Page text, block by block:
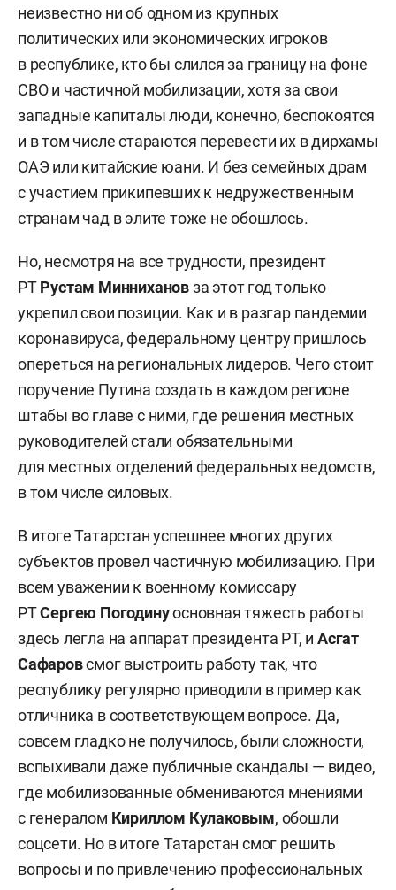
неизвестно ни об одном из крупных
политических или экономических игроков
в республике, кто бы слился за границу на фоне
СВО и частичной мобилизации, хотя за свои
западные капиталы люди, конечно, беспокоятся
и в том числе стараются перевести их в дирхамы
ОАЭ или китайские юани. И без семейных драм
с участием прикипевших к недружественным
странам чад в элите тоже не обошлось.
Но, несмотря на все трудности, президент
РТРустам Миннихановза этот год только
укрепил свои позиции. Как и в разгар пандемии
коронавируса, федеральному центру пришлось
опереться на региональных лидеров. Чего стоит
поручение Путина создать в каждом регионе
штабы во главе с ними, где решения местных
руководителей стали обязательными
для местных отделений федеральных ведомств,
в том числе силовых.
В итоге Татарстан успешнее многих других
субъектов провел частичную мобилизацию. При
всем уважении к военному комиссару
РТСергею Погодинуосновная тяжесть работы
здесь легла на аппарат президента РТ, и Асгат
Сафаровсмог выстроить работу так, что
республику регулярно приводили в пример как
отличника в соответствующем вопросе. Да,
совсем гладко не получилось, были сложности,
вспыхивали даже публичные скандалы — видео,
где мобилизованные обмениваются мнениями
с генералом Кириллом Кулаковым, обошли
соцсети. Но в итоге Татарстан смог решить
вопросы и по привлечению профессиональных